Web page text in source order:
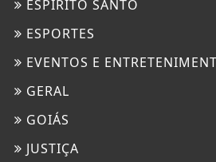
ESPÍRITO SANTO
ESPORTES
EVENTOS E
GERAL
GOIÁS
JUSTIÇA